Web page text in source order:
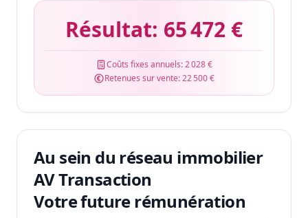
Résultat: 65 472 €
Coûts fixes annuels:2 028 €
Retenues sur vente:22 500 €
Au sein du réseau immobilier
AV Transaction
Votre future rémunération